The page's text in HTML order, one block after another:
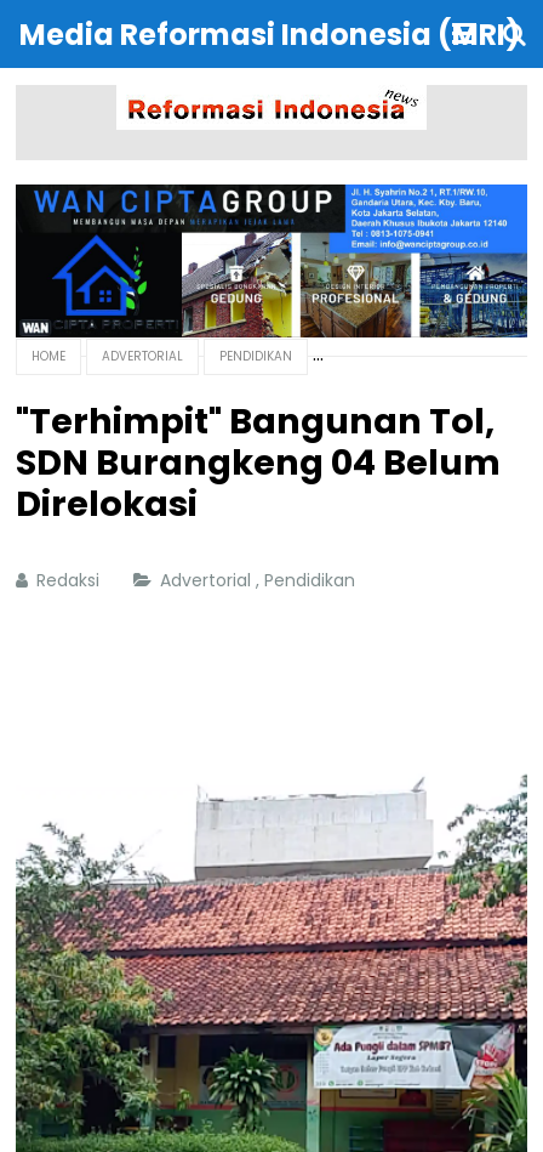
Media Reformasi Indonesia (MRI)
HOME ADVERTORIAL PENDIDIKAN
"Terhimpit" Bangunan Tol,
SDN Burangkeng 04 Belum
Direlokasi
Redaksi Advertorial,Pendidikan